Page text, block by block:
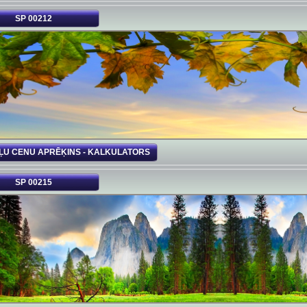
SP 00212
CENU APRĒĶINS - KALKULATORS
SP 00215